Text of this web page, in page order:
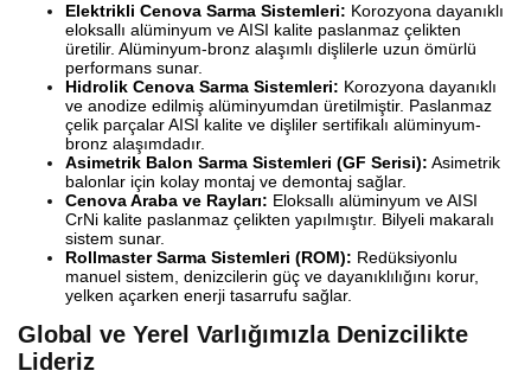
Elektrikli Cenova Sarma Sistemleri: Korozyona dayanıklı
eloksallı alüminyum ve AISI kalite paslanmaz çelikten
üretilir. Alüminyum-bronz alaşımlı dişlilerle uzun ömürlü
performans sunar.
Hidrolik Cenova Sarma Sistemleri: Korozyona dayanıklı
ve anodize edilmiş alüminyumdan üretilmiştir. Paslanmaz
çelik parçalar AISI kalite ve dişliler sertifikalı alüminyum-
bronz alaşımdadır.
Asimetrik Balon Sarma Sistemleri (GF Serisi): Asimetrik
balonlar için kolay montaj ve demontaj sağlar.
Cenova Araba ve Rayları: Eloksallı alüminyum ve AISI
CrNi kalite paslanmaz çelikten yapılmıştır. Bilyeli makaralı
sistem sunar.
Rollmaster Sarma Sistemleri (ROM): Redüksiyonlu
manuel sistem, denizcilerin güç ve dayanıklılığını korur,
yelken açarken enerji tasarrufu sağlar.
Global ve Yerel Varlığımızla Denizcilikte
Lideriz